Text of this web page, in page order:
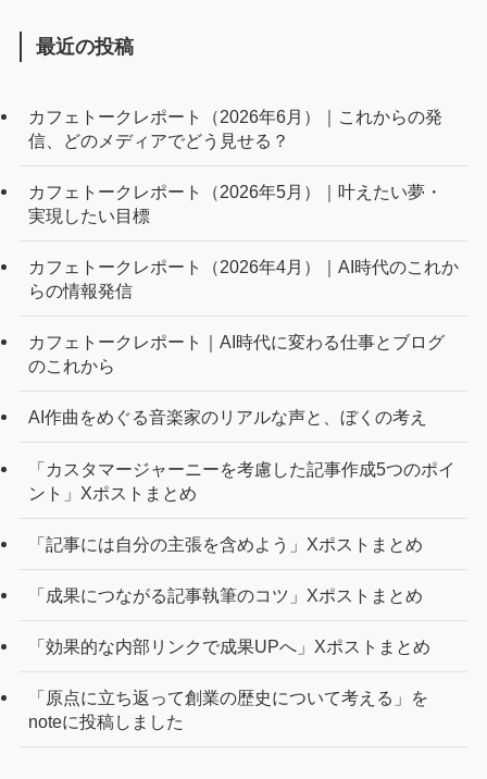
最近の投稿
カフェトークレポート（2026年6月）｜これからの発
信、どのメディアでどう見せる？
カフェトークレポート（2026年5月）｜叶えたい夢・
実現したい目標
カフェトークレポート（2026年4月）｜AI時代のこれか
らの情報発信
カフェトークレポート｜AI時代に変わる仕事とブログ
のこれから
AI作曲をめぐる音楽家のリアルな声と、ぼくの考え
「カスタマージャーニーを考慮した記事作成5つのポイ
ント」Xポストまとめ
「記事には自分の主張を含めよう」Xポストまとめ
「成果につながる記事執筆のコツ」Xポストまとめ
「効果的な内部リンクで成果UPへ」Xポストまとめ
「原点に立ち返って創業の歴史について考える」を
noteに投稿しました